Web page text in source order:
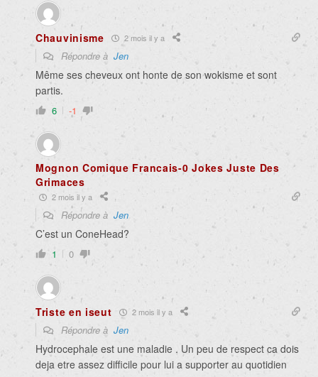
Chauvinisme 2 mois il y a
Répondre à Jen
Même ses cheveux ont honte de son wokisme et sont
partis.
6 -1
Mognon Comique Francais-0 Jokes Juste Des
Grimaces
2 mois il y a
Répondre à Jen
C’est un ConeHead?
1 0
Triste en iseut 2 mois il y a
Répondre à Jen
Hydrocephale est une maladie . Un peu de respect ca dois
deja etre assez difficile pour lui a supporter au quotidien